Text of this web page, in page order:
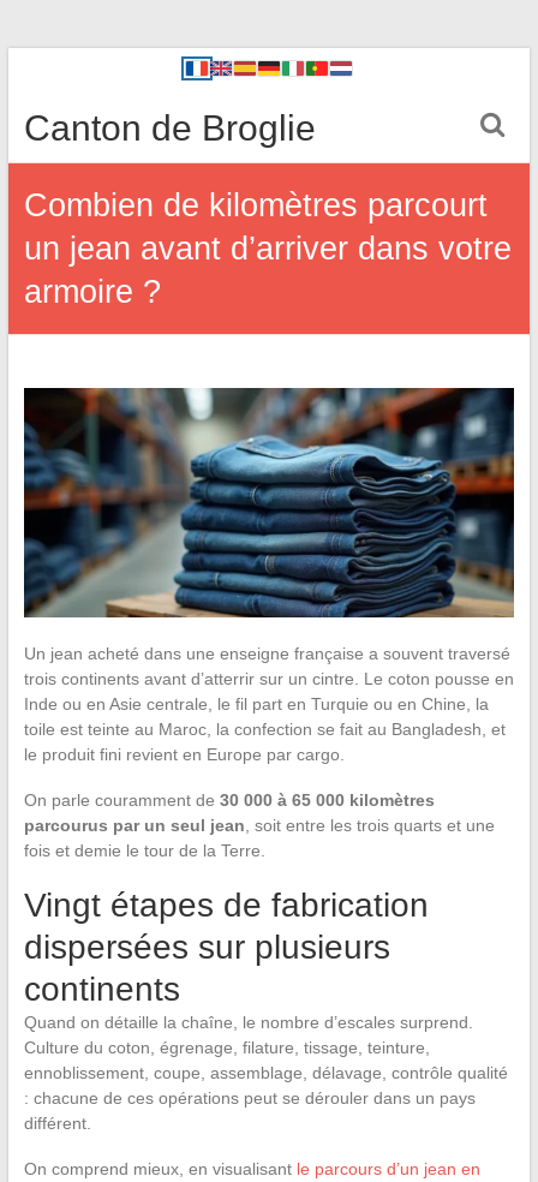
Canton de Broglie
Combien de kilomètres parcourt
un jean avant d’arriver dans votre
armoire ?
Un jean acheté dans une enseigne française a souvent traversé
trois continents avant d’atterrir sur un cintre. Le coton pousse en
Inde ou en Asie centrale, le fil part en Turquie ou en Chine, la
toile est teinte au Maroc, la confection se fait au Bangladesh, et
le produit fini revient en Europe par cargo.
On parle couramment de 30 000 à 65 000 kilomètres
parcourus par un seul jean , soit entre les trois quarts et une
fois et demie le tour de la Terre.
Vingt étapes de fabrication
dispersées sur plusieurs
continents
Quand on détaille la chaîne, le nombre d’escales surprend.
Culture du coton, égrenage, filature, tissage, teinture,
ennoblissement, coupe, assemblage, délavage, contrôle qualité
: chacune de ces opérations peut se dérouler dans un pays
différent.
On comprend mieux, en visualisant le parcours d’un jean en